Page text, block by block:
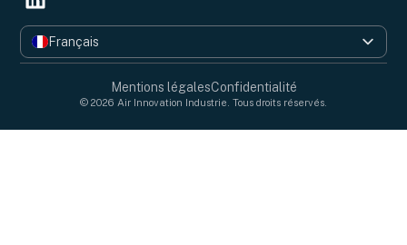
Français
English
Mentions légalesConfidentialité
© 2026 Air Innovation Industrie. Tous droits réservés.